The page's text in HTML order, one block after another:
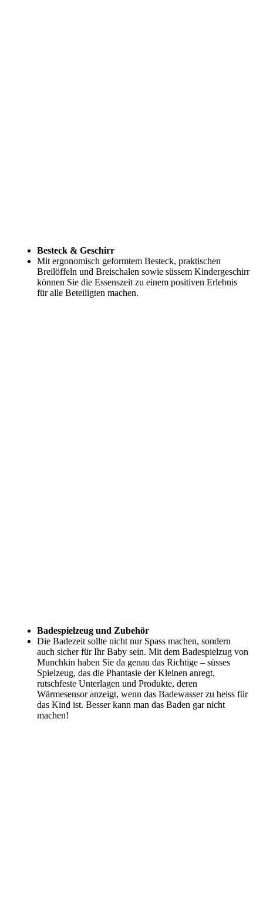
Besteck & Geschirr
Mit ergonomisch geformtem Besteck, praktischen
Breilöffeln und Breischalen sowie süssem Kindergeschirr
können Sie die Essenszeit zu einem positiven Erlebnis
für alle Beteiligten machen.
Badespielzeug und Zubehör
Die Badezeit sollte nicht nur Spass machen, sondern
auch sicher für Ihr Baby sein. Mit dem Badespielzug von
Munchkin haben Sie da genau das Richtige – süsses
Spielzeug, das die Phantasie der Kleinen anregt,
rutschfeste Unterlagen und Produkte, deren
Wärmesensor anzeigt, wenn das Badewasser zu heiss für
das Kind ist. Besser kann man das Baden gar nicht
machen!